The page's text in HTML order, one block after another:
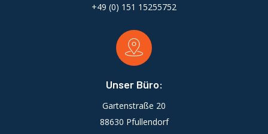
+49 (0) 151 15255752
Unser Büro:
Gartenstraße 20
88630 Pfullendorf